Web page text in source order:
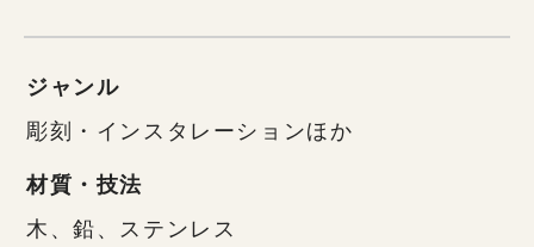
ジャンル
彫刻・インスタレーションほか
材質・技法
木、鉛、ステンレス